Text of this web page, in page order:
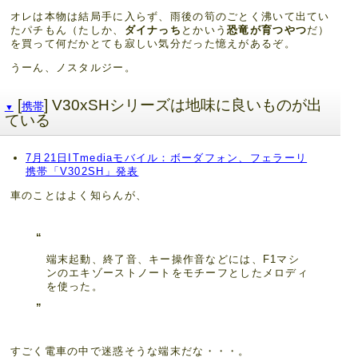
オレは本物は結局手に入らず、雨後の筍のごとく沸いて出てい
たパチもん（たしか、 ダイナっち とかいう恐竜が育つやつだ）
を買って何だかとても寂しい気分だった憶えがあるぞ。
うーん、ノスタルジー。
▼ [携帯] V30xSHシリーズは地味に良いものが出
ている
7月21日ITmediaモバイル：ボーダフォン、フェラーリ
携帯「V302SH」発表
車のことはよく知らんが、
端末起動、終了音、キー操作音などには、F1マシ
ンのエキゾーストノートをモチーフとしたメロディ
を使った。
すごく電車の中で迷惑そうな端末だな・・・。